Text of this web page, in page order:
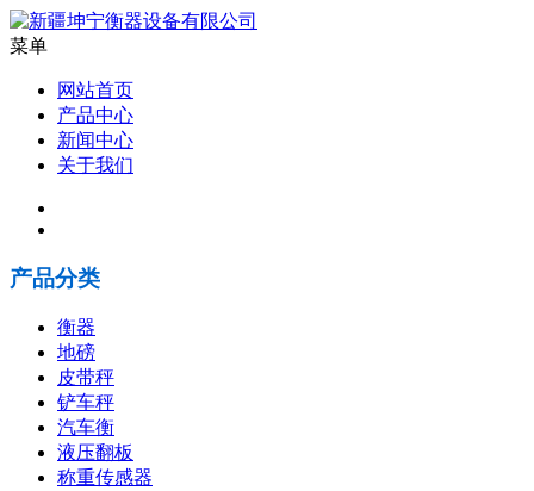
菜单
网站首页
产品中心
新闻中心
关于我们
产品分类
衡器
地磅
皮带秤
铲车秤
汽车衡
液压翻板
称重传感器